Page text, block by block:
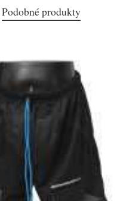
Podobné produkty